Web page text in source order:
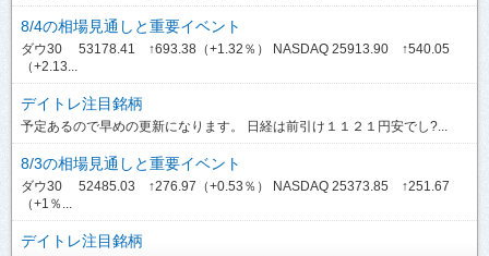
8/4の相場見通しと重要イベント
ダウ30 53178.41 ↑693.38（+1.32％） NASDAQ 25913.90 ↑540.05
（+2.13...
デイトレ注目銘柄
予定あるので早めの更新になります。 日経は前引け１１２１円安でし?...
8/3の相場見通しと重要イベント
ダウ30 52485.03 ↑276.97（+0.53％） NASDAQ 25373.85 ↑251.67
（+1％...
デイトレ注目銘柄